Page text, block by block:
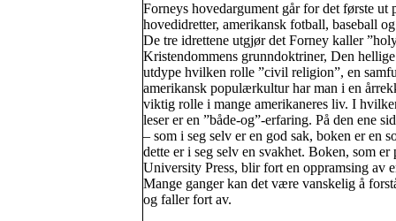
Forneys hovedargument går for det første
hovedidretter, amerikansk fotball, baseball
De tre idrettene utgjør det Forney kaller
Kristendommens grunndoktriner, Den
utdype hvilken rolle ”civil religion”, en
amerikansk populærkultur har man i en
viktig rolle i mange amerikaneres liv. I
leser er en ”både-og”-erfaring. På den ene
– som i seg selv er en god sak, boken er en
dette er i seg selv en svakhet. Boken, som
University Press, blir fort en oppramsing av
Mange ganger kan det være vanskelig å
og faller fort av.